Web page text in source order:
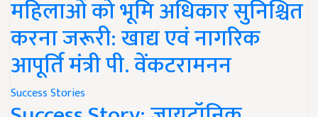
महिलाओं को भूमि अधिकार सुनिश्चित
करना जरूरी: खाद्य एवं नागरिक
आपूर्ति मंत्री पी. वेंकटरामनन
Success Stories